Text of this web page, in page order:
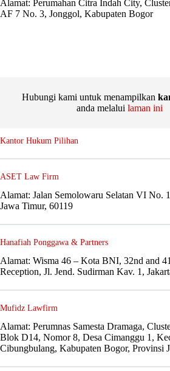
Alamat: Perumahan Citra Indah City,
AF 7 No. 3, Jonggol, Kabupaten Bogor
Hubungi kami untuk menampilkan
anda melaluilaman ini
Kantor Hukum Pilihan
ASET Law Firm
Alamat: Jalan Semolowaru Selatan VI No.
Jawa Timur, 60119
Hanafiah Ponggawa & Partners
Alamat: Wisma 46 – Kota BNI, 32nd and
Reception, Jl. Jend. Sudirman Kav. 1,
Mufidz Lawfirm
Alamat: Perumnas Samesta Dramaga,
Blok D14, Nomor 8, Desa Cimanggu 1,
Cibungbulang, Kabupaten Bogor, Provinsi